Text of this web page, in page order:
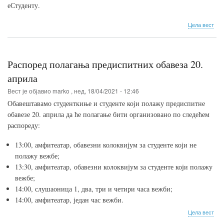
еСтуденту.
Цела весто
Распоред полагања предиспитних обавеза 20.
априла
Вест је објавио marko , нед, 18/04/2021 - 12:46
Обавештавамо студенткиње и студенте који полажу предиспитне
обавезе 20. априла да ће полагање бити организовано по следећем
распореду:
13:00, амфитеатар, обавезни колоквијум за студенте који не
полажу вежбе;
13:30, амфитеатар, обавезни колоквијум за студенте који полажу
вежбе;
14:00, слушаоница 1, два, три и четири часа вежби;
14:00, амфитеатар, један час вежби.
Цела весто